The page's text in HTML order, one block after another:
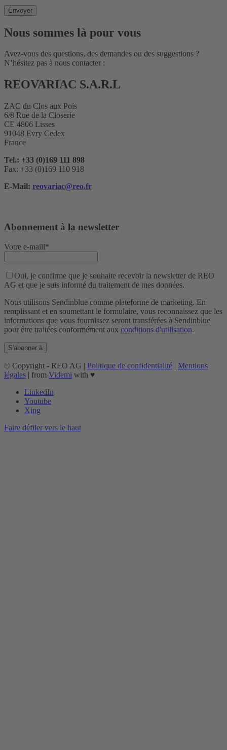
Nous sommes là pour vous
Avez-vous des questions, des demandes ou des suggestions ?
N’hésitez pas à nous contacter :
REOVARIAC S.A.R.L
ZAC du Clos aux Pois
6/8 Rue de la Closerie
CE 4806 Lisses
91048 Evry Cedex
France
Tel.: +33 (0)169 111 898
Fax: +33 (0)169 110 918
E-Mail: reovariac@reo.fr
Abonnement à la newsletter
Votre e-maill*
Oui, je confirme que je souhaite recevoir la newsletter de REO
AG et que je suis informé du traitement de mes données.
Nous utilisons Sendinblue comme plateforme de marketing. En
remplissant et en soumettant le formulaire, vous reconnaissez que les
informations que vous fournissez seront transférées à Sendinblue
pour être traitées conformément aux conditions d'utilisation.
© Copyright - REO AG | Politique de confidentialité | Mentions
légales | from Videmi with ♥︎
LinkedIn
Youtube
Xing
Faire défiler vers le haut